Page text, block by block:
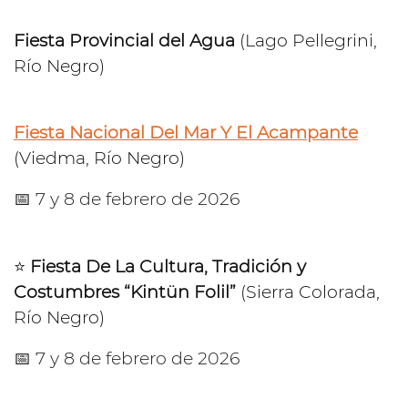
Fiesta Provincial del Agua (Lago Pellegrini,
Río Negro)
Fiesta Nacional Del Mar Y El Acampante
(Viedma, Río Negro)
📅 7 y 8 de febrero de 2026
⭐️ Fiesta De La Cultura, Tradición y
Costumbres “Kintün Folil” (Sierra Colorada,
Río Negro)
📅 7 y 8 de febrero de 2026